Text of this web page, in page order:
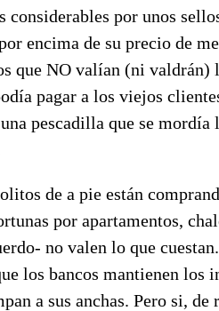
por unos
encima de su precio de
que NO valían (ni valdrán)
pagar a los viejos
pescadilla que se
de a pie están
por apartamentos,
no valen lo que
los bancos mantienen los
a sus anchas. Pero si, de